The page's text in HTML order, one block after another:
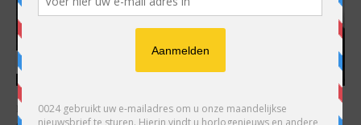
Hoofdredacteur en uitgever van 0024 Horloges. Een horlogeliefhebber en